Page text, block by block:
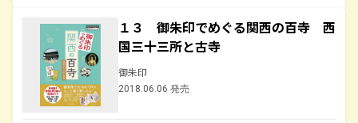
１３ 御朱印でめぐる関西の百寺 西
国三十三所と古寺
御朱印
2018.06.06 発売